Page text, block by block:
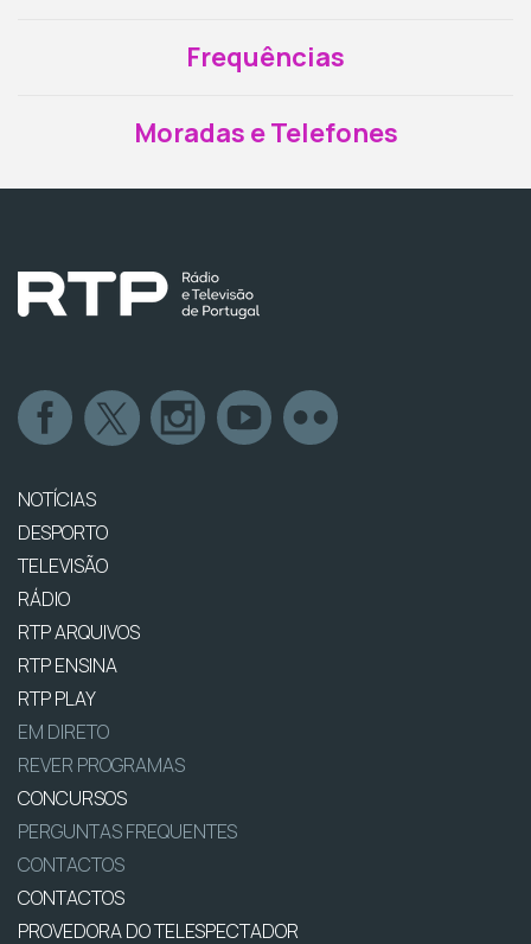
Frequências
Moradas e Telefones
NOTÍCIAS
DESPORTO
TELEVISÃO
RÁDIO
RTP ARQUIVOS
RTP ENSINA
RTP PLAY
EM DIRETO
REVER PROGRAMAS
CONCURSOS
PERGUNTAS FREQUENTES
CONTACTOS
CONTACTOS
PROVEDORA DO TELESPECTADOR